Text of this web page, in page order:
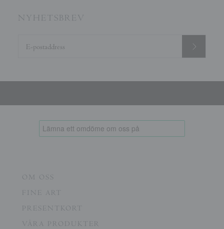
NYHETSBREV
OM OSS
FINE ART
PRESENTKORT
VÅRA PRODUKTER